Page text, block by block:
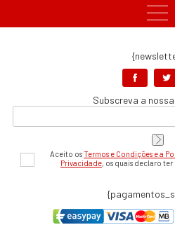
Subscreva a
Aceito osTermos e Condições e a
Privacidade, os quais declaro